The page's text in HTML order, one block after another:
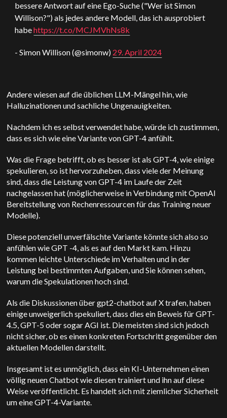
bessere Antwort auf eine Ego-Suche ("Wer ist Simon
Willison?") als jedes andere Modell, das ich ausprobiert
habehttps://t.co/MCJMVhNs8k
- Simon Willison (@simonw) 29. April 2024
Andere wiesen auf die üblichen LLM-Mängel hin, wie
Halluzinationen und sachliche Ungenauigkeiten.
Nachdem ich es selbst verwendet habe, würde ich zustimmen,
dass es sich wie eine Variante von GPT-4 anfühlt.
Was die Frage betrifft, ob es besser ist als GPT-4, wie einige
spekulieren, so ist hervorzuheben, dass viele der Meinung
sind, dass die Leistung von GPT-4 im Laufe der Zeit
nachgelassen hat (möglicherweise in Verbindung mitOpenAI
Bereitstellung von Rechenressourcen für das Training neuer
Modelle).
Diese potenziell unverfälschte Variante könnte sich also so
anfühlen wie GPT -4, als es auf den Markt kam. Hinzu
kommen leichte Unterschiede im Verhalten und in der
Leistung bei bestimmten Aufgaben, und Sie können sehen,
warum die Spekulationen hoch sind.
Als die Diskussionen über gpt2-chatbot auf X trafen, haben
einige unweigerlich spekuliert, dass dies ein Beweis für GPT-
4.5, GPT-5 oder sogar AGI ist. Die meisten sind sich jedoch
nicht sicher, ob es einen konkreten Fortschritt gegenüber den
aktuellen Modellen darstellt.
Insgesamt ist es unmöglich, dass ein KI-Unternehmen einen
völlig neuen Chatbot wie diesen trainiert und ihn auf diese
Weise veröffentlicht. Es handelt sich mit ziemlicher Sicherheit
um eine GPT-4-Variante.